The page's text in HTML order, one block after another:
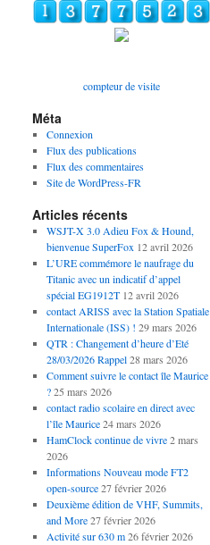
compteur de visite
Méta
Connexion
Flux des publications
Flux des commentaires
Site de WordPress-FR
Articles récents
WSJT-X 3.0 Adieu Fox & Hound,
bienvenue SuperFox 12 avril 2026
L’URE commémore le naufrage du
Titanic avec un indicatif d’appel
spécial EG1912T 12 avril 2026
contact ARISS avec la Station Spatiale
Internationale (ISS) ! 29 mars 2026
QTR : Changement d’heure d’Eté
28/03/2026 Rappel 28 mars 2026
Comment suivre le contact île Maurice
? 25 mars 2026
contact radio scolaire en direct avec
l’île Maurice 24 mars 2026
HamClock continue de vivre 2 mars
2026
Informations Nouveau mode FT2
open-source 27 février 2026
Deuxième édition de VHF, Summits,
and More 27 février 2026
Activité sur 630 m 26 février 2026